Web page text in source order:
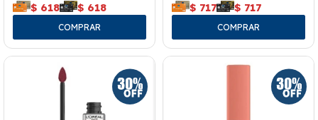
$ 618 $ 618 $ 717 $ 717